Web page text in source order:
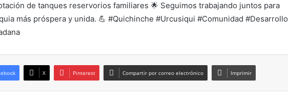
de tanques reservorios familiares 🌟 Seguimos trabajando juntos para
más próspera y unida. 💪 #Quichinche #Urcusiqui #Comunidad #Desarrollo
X Pinterest Compartir por correo electrónico Imprimir